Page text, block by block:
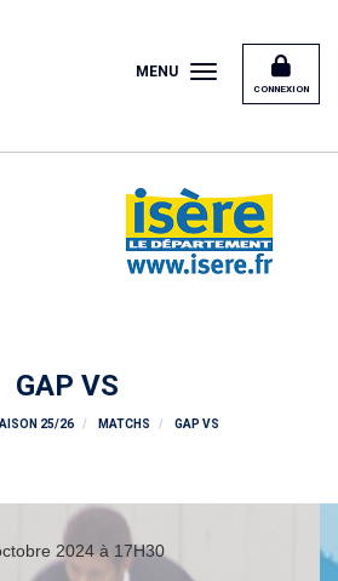
CONNEXION
MENU
GAP VS
25/26 MATCHS GAP VS
2024 à 17H30